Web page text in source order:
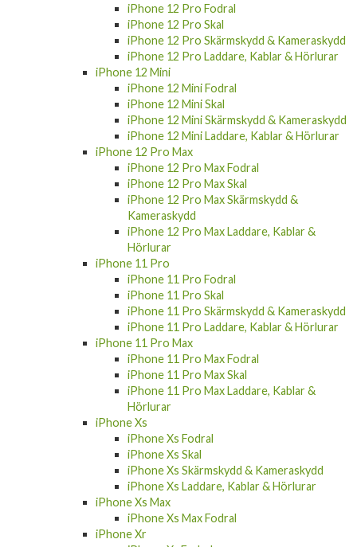
iPhone 12 Pro Fodral
iPhone 12 Pro Skal
iPhone 12 Pro Skärmskydd & Kameraskydd
iPhone 12 Pro Laddare, Kablar & Hörlurar
iPhone 12 Mini
iPhone 12 Mini Fodral
iPhone 12 Mini Skal
iPhone 12 Mini Skärmskydd & Kameraskydd
iPhone 12 Mini Laddare, Kablar & Hörlurar
iPhone 12 Pro Max
iPhone 12 Pro Max Fodral
iPhone 12 Pro Max Skal
iPhone 12 Pro Max Skärmskydd &
Kameraskydd
iPhone 12 Pro Max Laddare, Kablar &
Hörlurar
iPhone 11 Pro
iPhone 11 Pro Fodral
iPhone 11 Pro Skal
iPhone 11 Pro Skärmskydd & Kameraskydd
iPhone 11 Pro Laddare, Kablar & Hörlurar
iPhone 11 Pro Max
iPhone 11 Pro Max Fodral
iPhone 11 Pro Max Skal
iPhone 11 Pro Max Laddare, Kablar &
Hörlurar
iPhone Xs
iPhone Xs Fodral
iPhone Xs Skal
iPhone Xs Skärmskydd & Kameraskydd
iPhone Xs Laddare, Kablar & Hörlurar
iPhone Xs Max
iPhone Xs Max Fodral
iPhone Xr